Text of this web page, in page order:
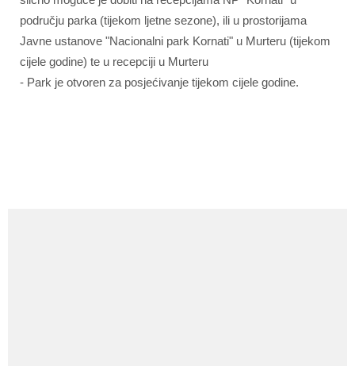
području parka (tijekom ljetne sezone), ili u prostorijama
Javne ustanove "Nacionalni park Kornati" u Murteru (tijekom
cijele godine) te u recepciji u Murteru
- Park je otvoren za posjećivanje tijekom cijele godine.